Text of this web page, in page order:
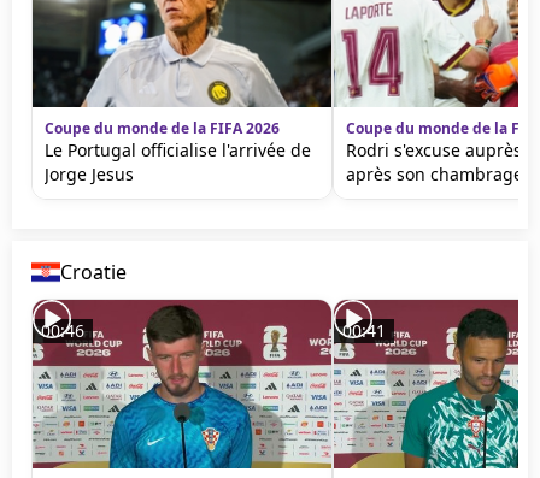
Coupe du monde de la FIFA 2026
Le Portugal officialise l'arrivée de
Jorge Jesus
Coupe du monde de la
Rodri s'excuse auprès
après son chambrage
Croatie
00:46 00:41